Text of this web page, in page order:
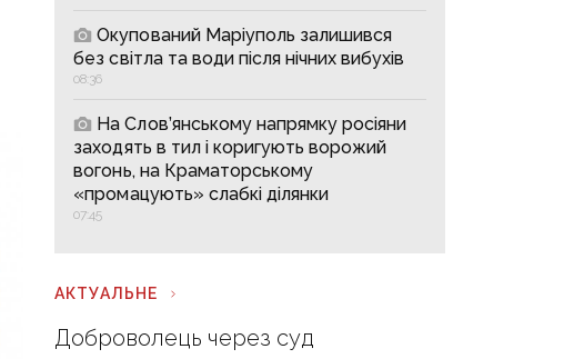
Окупований Маріуполь залишився
без світла та води після нічних вибухів
08:36
На Слов’янському напрямку росіяни
заходять в тил і коригують ворожий
вогонь, на Краматорському
«промацують» слабкі ділянки
07:45
АКТУАЛЬНЕ
Доброволець через суд